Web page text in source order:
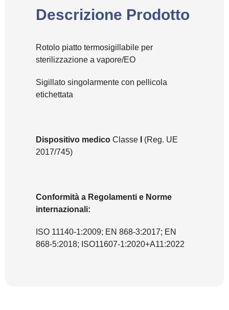
Descrizione Prodotto
Rotolo piatto termosigillabile per
sterilizzazione a vapore/EO
Sigillato singolarmente con pellicola
etichettata
Dispositivo medico Classe
(Reg. UE
2017/745)
Conformità a Regolamenti e Norme
internazionali:
ISO 11140-1:2009; EN 868-3:2017; EN
868-5:2018; ISO11607-1:2020+A11:2022